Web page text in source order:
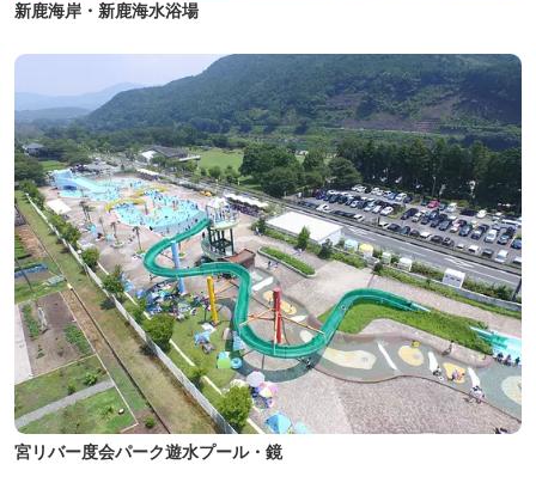
新鹿海岸・新鹿海水浴場
宮リバー度会パーク遊水プール・鏡